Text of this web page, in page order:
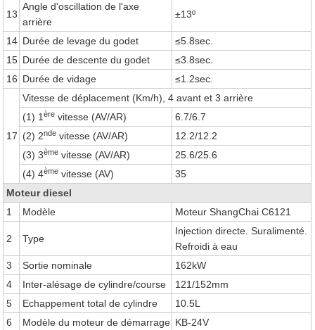
13
Angle d'oscillation de l'axe
arrière
±13º
14 Durée de levage du godet
≤5.8sec.
15 Durée de descente du godet
≤3.8sec.
16 Durée de vidage ≤1.2sec.
17
Vitesse de déplacement (Km/h), 4 avant et 3 arrière
(1) 1ère vitesse (AV/AR)
6.7/6.7
(2) 2nde vitesse (AV/AR)
12.2/12.2
(3) 3ème vitesse (AV/AR)
25.6/25.6
(4) 4ème vitesse (AV)
35
Moteur diesel
1
Modèle Moteur ShangChai C6121
2 Type
Injection directe. Suralimenté.
Refroidi à eau
3
Sortie nominale
162kW
4
Inter-alésage de cylindre/course
121/152mm
5
Echappement total de cylindre
10.5L
6
Modèle du moteur de démarrage KB-24V